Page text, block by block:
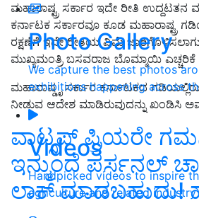
Photo Gallery
We capture the best photos
exhibitions happening across
Videos
Handpicked videos to inspire
agriculture and related industry
ಮಹಾರಾಷ್ಟ್ರ ಸರ್ಕಾರ ಇದೇ ರೀತಿ ಉದ್ದಟತನ
ಕರ್ನಾಟಕ ಸರ್ಕಾರವೂ ಕೂಡ ಮಹಾರಾಷ್ಟ್ರ
ರಕ್ಷಣೆಗೆ ಇದೇ ರೀತಿಯ ವಿಮೆ
ಮುಖ್ಯಮಂತ್ರಿ ಬಸವರಾಜ ಬೊಮ್ಮಾಯಿ ಎಚ್ಚರಿಕೆ
ಮಹಾರಾಷ್ಡೃ ಸರ್ಕಾರ ಕರ್ನಾಟಕದ
ನೀಡುವ ಆದೇಶ ಮಾಡಿರುವುದನ್ನು ಖಂಡಿಸಿ
ವಾಟ್ಸಪ್‌ ಪ್ರಿಯರೇ
ಇನ್ಮುಂದೆ ಪರ್ಸನಲ್‌
ಲಾಕ್‌ ಮಾಡಬಹುದು!